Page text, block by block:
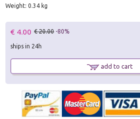
Weight: 0.34 kg
€ 4.00 € 20.00 -80%
ships in 24h
add to cart